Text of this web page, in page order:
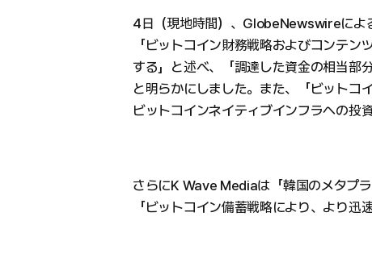
4日（現地時間）、GlobeNewswireによ
「ビットコイン財務戦略およびコンテ
する」と述べ、「調達した資金の相当部
と明らかにしました。また、「ビットコ
ビットコインネイティブインフラへの投
さらにK Wave Mediaは「韓国のメタプ
「ビットコイン備蓄戦略により、より迅